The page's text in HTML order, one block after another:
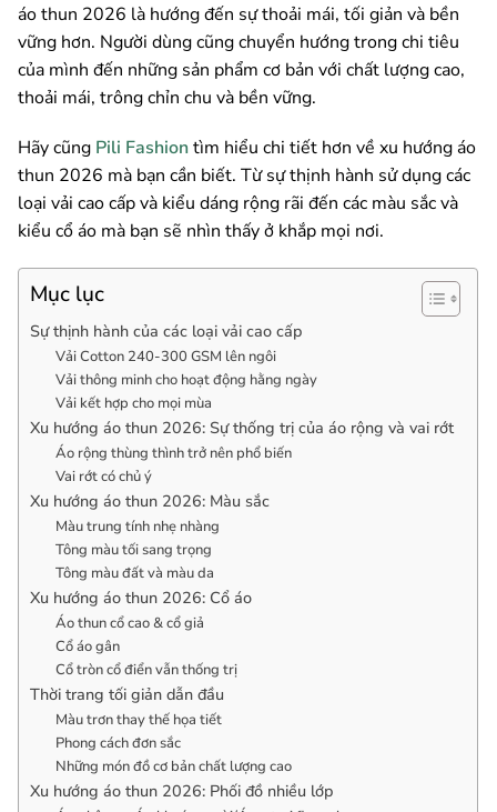
áo thun 2026 là hướng đến sự thoải mái, tối giản và bền
vững hơn. Người dùng cũng chuyển hướng trong chi tiêu
của mình đến những sản phẩm cơ bản với chất lượng cao,
thoải mái, trông chỉn chu và bền vững.
Hãy cũng Pili Fashiontìm hiểu chi tiết hơn về xu hướng áo
thun 2026 mà bạn cần biết. Từ sự thịnh hành sử dụng các
loại vải cao cấp và kiểu dáng rộng rãi đến các màu sắc và
kiểu cổ áo mà bạn sẽ nhìn thấy ở khắp mọi nơi.
Mục lục
Sự thịnh hành của các loại vải cao cấp
Vải Cotton 240-300 GSM lên ngôi
Vải thông minh cho hoạt động hằng ngày
Vải kết hợp cho mọi mùa
Xu hướng áo thun 2026: Sự thống trị của áo rộng và vai rớt
Áo rộng thùng thình trở nên phổ biến
Vai rớt có chủ ý
Xu hướng áo thun 2026: Màu sắc
Màu trung tính nhẹ nhàng
Tông màu tối sang trọng
Tông màu đất và màu da
Xu hướng áo thun 2026: Cổ áo
Áo thun cổ cao & cổ giả
Cổ áo gân
Cổ tròn cổ điển vẫn thống trị
Thời trang tối giản dẫn đầu
Màu trơn thay thế họa tiết
Phong cách đơn sắc
Những món đồ cơ bản chất lượng cao
Xu hướng áo thun 2026: Phối đồ nhiều lớp